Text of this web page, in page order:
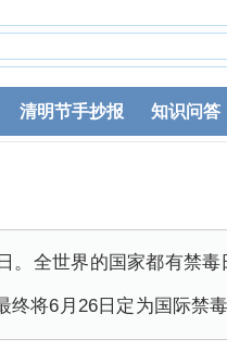
清明节手抄报 知识问答
。全世界的国家都有禁毒
将6月26日定为国际禁毒